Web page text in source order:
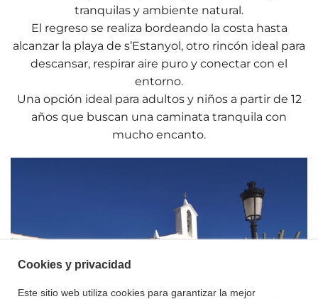
tranquilas y ambiente natural.
El regreso se realiza bordeando la costa hasta
alcanzar la playa de s’Estanyol, otro rincón ideal para
descansar, respirar aire puro y conectar con el
entorno.
Una opción ideal para adultos y niños a partir de 12
años que buscan una caminata tranquila con
mucho encanto.
Cookies y privacidad
Este sitio web utiliza cookies para garantizar la mejor